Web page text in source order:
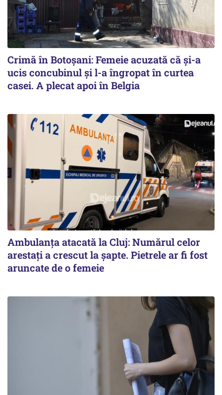
Crimă în Botoșani: Femeie acuzată că și-a
ucis concubinul și l-a îngropat în curtea
casei. A plecat apoi în Belgia
Ambulanța atacată la Cluj: Numărul celor
arestați a crescut la șapte. Pietrele ar fi fost
aruncate de o femeie